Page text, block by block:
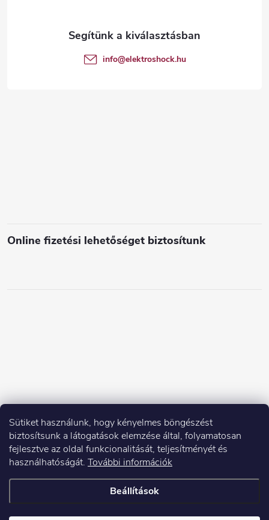
Sütiket használunk, hogy kényelmes böngészést
biztosítsunk a látogatások elemzése által, folyamatosan
fejlesztve az oldal funkcionalitását, teljesítményét és
használhatóságát. További információk
Beállítások
Online fizetési lehetőséget biztosítunk
info@elektroshock.hu
Copyright 2026Elektroshock.hu. Minden jog fenntartva.